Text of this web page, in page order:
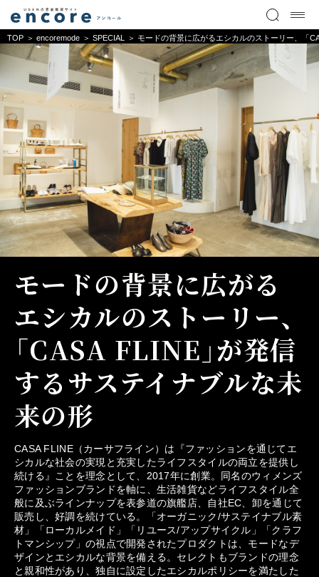
TOP encoremode SPECIAL モードの背景に広がるエシカルのストーリー、「
モードの背景に広がる
エシカルのストーリー、
「CASA FLINE」が発信
するサステイナブルな未
来の形
CASA FLINE（カーサフライン）は『ファッションを通じてエ
シカルな社会の実現と充実したライフスタイルの両立を提供し
続ける』ことを理念として、2017年に創業。同名のウィメンズ
ファッションブランドを軸に、生活雑貨などライフスタイル全
般に及ぶラインナップを表参道の旗艦店、自社EC、卸を通じて
販売し、好調を続けている。「オーガニック/サステイナブル素
材」「ローカルメイド」「リユース/アップサイクル」「クラフ
トマンシップ」の視点で開発されたプロダクトは、モードなデ
ザインとエシカルな背景を備える。セレクトもブランドの理念
と親和性があり、独自に設定したエシカルポリシーを満たした